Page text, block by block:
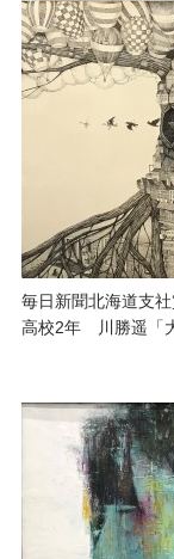
毎日新聞北海道支
高校2年 川勝遥「